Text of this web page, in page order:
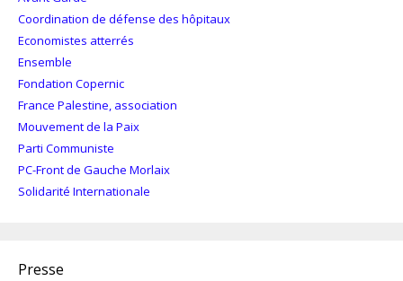
Coordination de défense des hôpitaux
Economistes atterrés
Ensemble
Fondation Copernic
France Palestine, association
Mouvement de la Paix
Parti Communiste
PC-Front de Gauche Morlaix
Solidarité Internationale
Presse